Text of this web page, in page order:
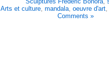
Arts et culture, mandala, oeuvre d'art,
Comments »